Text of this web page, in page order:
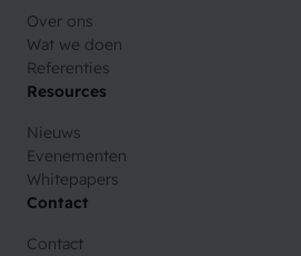
Over ons
Wat we doen
Referenties
Resources
Nieuws
Evenementen
Whitepapers
Contact
Contact